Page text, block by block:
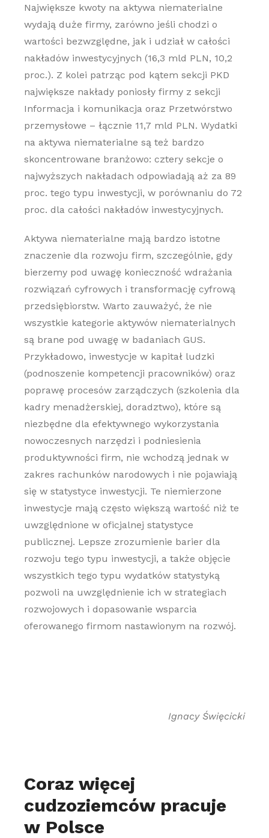
Największe kwoty na aktywa niematerialne
wydają duże firmy, zarówno jeśli chodzi o
wartości bezwzględne, jak i udział w całości
nakładów inwestycyjnych (16,3 mld PLN, 10,2
proc.). Z kolei patrząc pod kątem sekcji PKD
największe nakłady poniosły firmy z sekcji
Informacja i komunikacja oraz Przetwórstwo
przemysłowe – łącznie 11,7 mld PLN. Wydatki
na aktywa niematerialne są też bardzo
skoncentrowane branżowo: cztery sekcje o
najwyższych nakładach odpowiadają aż za 89
proc. tego typu inwestycji, w porównaniu do 72
proc. dla całości nakładów inwestycyjnych.
Aktywa niematerialne mają bardzo istotne
znaczenie dla rozwoju firm, szczególnie, gdy
bierzemy pod uwagę konieczność wdrażania
rozwiązań cyfrowych i transformację cyfrową
przedsiębiorstw. Warto zauważyć, że nie
wszystkie kategorie aktywów niematerialnych
są brane pod uwagę w badaniach GUS.
Przykładowo, inwestycje w kapitał ludzki
(podnoszenie kompetencji pracowników) oraz
poprawę procesów zarządczych (szkolenia dla
kadry menadżerskiej, doradztwo), które są
niezbędne dla efektywnego wykorzystania
nowoczesnych narzędzi i podniesienia
produktywności firm, nie wchodzą jednak w
zakres rachunków narodowych i nie pojawiają
się w statystyce inwestycji. Te niemierzone
inwestycje mają często większą wartość niż te
uwzględnione w oficjalnej statystyce
publicznej. Lepsze zrozumienie barier dla
rozwoju tego typu inwestycji, a także objęcie
wszystkich tego typu wydatków statystyką
pozwoli na uwzględnienie ich w strategiach
rozwojowych i dopasowanie wsparcia
oferowanego firmom nastawionym na rozwój.
Ignacy Święcicki
Coraz więcej
cudzoziemców pracuje
w Polsce